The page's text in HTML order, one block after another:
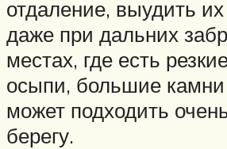
отдаление, выудить их
даже при дальних
местах, где есть
осыпи, большие
может подходить
берегу.